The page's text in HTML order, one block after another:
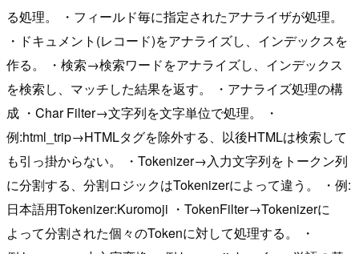
る処理。 ・フィールド毎に指定されたアナライザが処理。
・ドキュメント(レコード)をアナライズし、インデックスを
作る。 ・検索→検索ワードをアナライズし、インデックス
を検索し、マッチした結果を返す。 ・アナライズ処理の構
成 ・Char Filter→文字列を文字単位で処理。 ・
例:html_trip→HTMLタグを除外する、以後HTMLは検索して
も引っ掛からない。 ・Tokenizer→入力文字列をトークン列
に分割する、分割ロジックはTokenizerによって違う。 ・例:
日本語用Tokenizer:Kuromoji ・TokenFilter→Tokenizerに
よって分割された個々のTokenに対して処理する。 ・